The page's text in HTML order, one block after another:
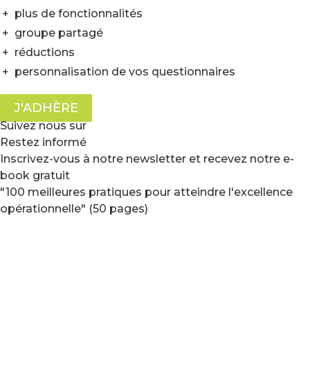
+ plus de fonctionnalités
+ groupe partagé
+ réductions
+ personnalisation de vos questionnaires
J'ADHÈRE
Suivez nous sur
Restez informé
Inscrivez-vous à notre newsletter et recevez notre e-
book gratuit
"100 meilleures pratiques pour atteindre l'excellence
opérationnelle" (50 pages)